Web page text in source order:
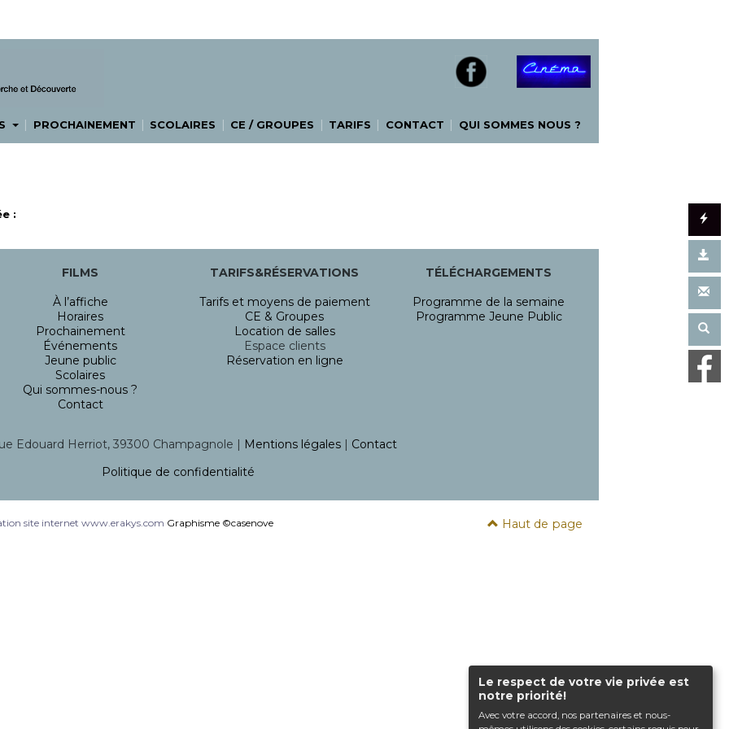
Le respect de votre vie privée est
notre priorité!
Avec votre accord, nos partenaires et nous-
| PROCHAINEMENT | SCOLAIRES | CE / GROUPES | TARIFS | CONTACT | QUI SOMMES NOUS ?
:
FILMS
À l’affiche
Horaires
Prochainement
Événements
Jeune public
Scolaires
Qui sommes-nous ?
Contact
TARIFS&RÉSERVATIONS
Tarifs et moyens de paiement
CE & Groupes
Location de salles
Espace clients
Réservation en ligne
TÉLÉCHARGEMENTS
Programme de la semaine
Programme Jeune Public
Edouard Herriot, 39300 Champagnole | Mentions légales| Contact
Politique de confidentialité
Haut de page
site internet www.erakys.com Graphisme ©casenove